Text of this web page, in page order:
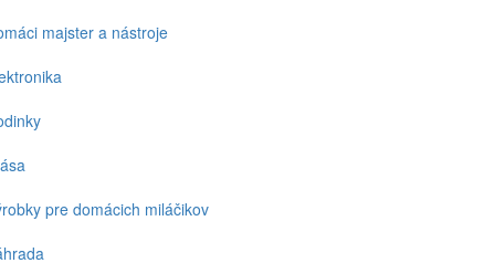
majster a nástroje
pre domácich miláčikov